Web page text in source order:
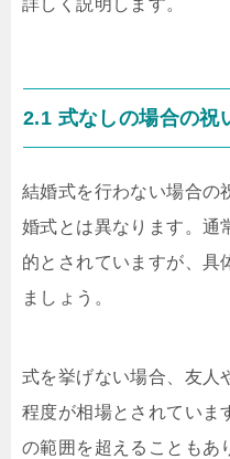
詳しく説明します。
2.1 式なしの場合の祝
結婚式を行わない場合の
婚式とは異なります。通
的とされていますが、具
ましょう。
式を挙げない場合、友人
程度が相場とされていま
の範囲を超えることもあ